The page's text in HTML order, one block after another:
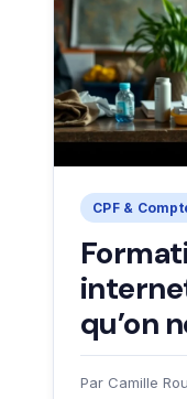
CPF &
qu’on
Par Camille